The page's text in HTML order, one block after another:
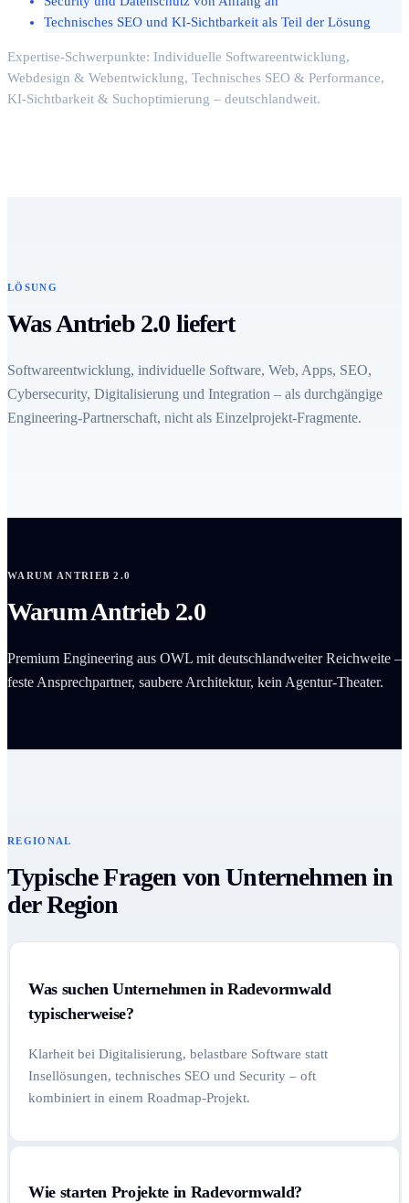
Technisches SEO und KI-Sichtbarkeit als Teil der Lösung
Expertise-Schwerpunkte: Individuelle Softwareentwicklung,
Webdesign & Webentwicklung, Technisches SEO & Performance,
KI-Sichtbarkeit & Suchoptimierung – deutschlandweit.
LÖSUNG
Was Antrieb 2.0 liefert
Softwareentwicklung, individuelle Software, Web, Apps, SEO,
Cybersecurity, Digitalisierung und Integration – als durchgängige
Engineering-Partnerschaft, nicht als Einzelprojekt-Fragmente.
WARUM ANTRIEB 2.0
Warum Antrieb 2.0
Premium Engineering aus OWL mit deutschlandweiter Reichweite –
feste Ansprechpartner, saubere Architektur, kein Agentur-Theater.
REGIONAL
Typische Fragen von Unternehmen in
der Region
Was suchen Unternehmen in Radevormwald
typischerweise?
Klarheit bei Digitalisierung, belastbare Software statt
Insellösungen, technisches SEO und Security – oft
kombiniert in einem Roadmap-Projekt.
Wie starten Projekte in Radevormwald?